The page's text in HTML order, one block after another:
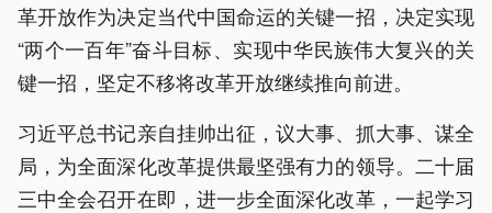
革开放作为决定当代中国命运的关键一招，决定实现
“两个一百年”奋斗目标、实现中华民族伟大复兴的关
键一招，坚定不移将改革开放继续推向前进。
习近平总书记亲自挂帅出征，议大事、抓大事、谋全
局，为全面深化改革提供最坚强有力的领导。二十届
三中全会召开在即，进一步全面深化改革，一起学习